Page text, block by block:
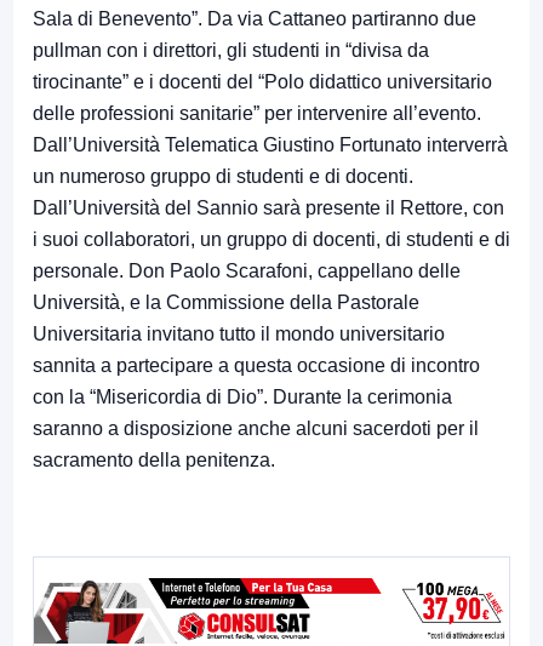
Sala di Benevento”. Da via Cattaneo partiranno due
pullman con i direttori, gli studenti in “divisa da
tirocinante” e i docenti del “Polo didattico universitario
delle professioni sanitarie” per intervenire all’evento.
Dall’Università Telematica Giustino Fortunato interverrà
un numeroso gruppo di studenti e di docenti.
Dall’Università del Sannio sarà presente il Rettore, con
i suoi collaboratori, un gruppo di docenti, di studenti e di
personale. Don Paolo Scarafoni, cappellano delle
Università, e la Commissione della Pastorale
Universitaria invitano tutto il mondo universitario
sannita a partecipare a questa occasione di incontro
con la “Misericordia di Dio”. Durante la cerimonia
saranno a disposizione anche alcuni sacerdoti per il
sacramento della penitenza.